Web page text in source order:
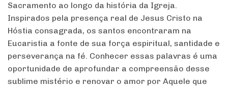
Sacramento ao longo da história da Igreja.
Inspirados pela presença real de Jesus Cristo na
Hóstia consagrada, os santos encontraram na
Eucaristia a fonte de sua força espiritual, santidade e
perseverança na fé. Conhecer essas palavras é uma
oportunidade de aprofundar a compreensão desse
sublime mistério e renovar o amor por Aquele que